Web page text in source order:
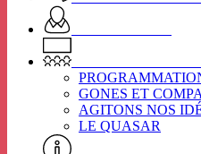
GONES ET
AGITONS NOS
LE QUASAR